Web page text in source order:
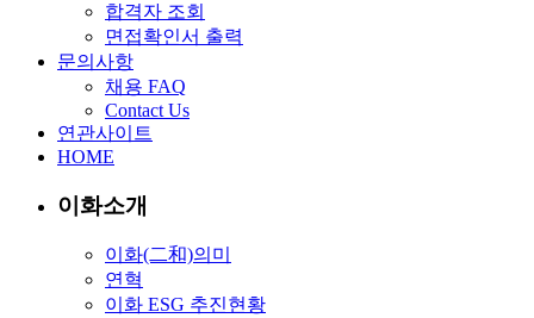
합격자 조회
면접확인서 출력
문의사항
채용 FAQ
Contact Us
연관사이트
HOME
이화소개
이화(二和)의미
연혁
이화 ESG 추진현황